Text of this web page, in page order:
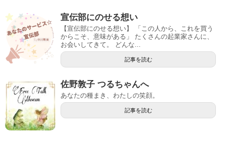
宣伝部にのせる想い
【宣伝部にのせる想い】 「この人から、これを買う
からこそ、意味がある」 たくさんの起業家さんに、
お会いしてきて。 どんな...
記事を読む
佐野敦子 つるちゃんへ
あなたの種まき、わたしの笑顔。
記事を読む